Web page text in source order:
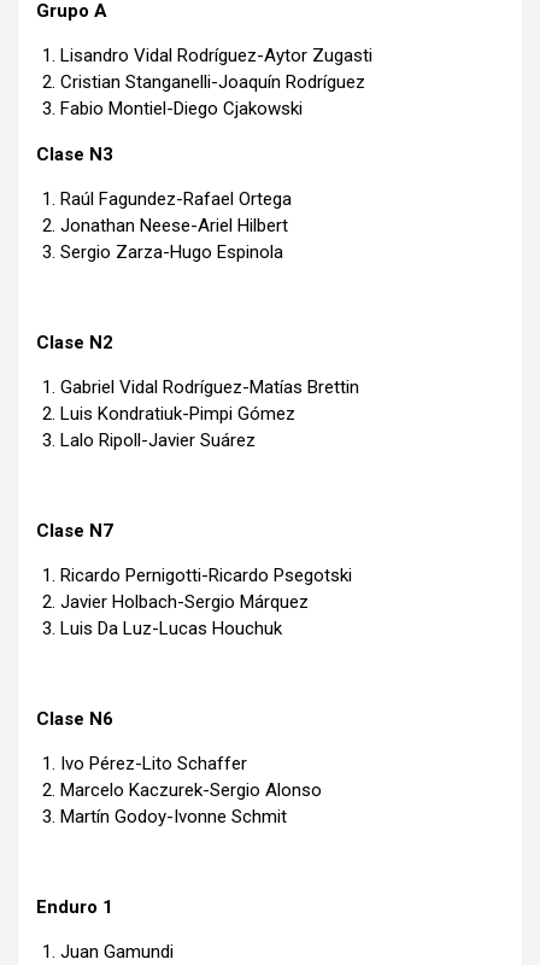
Grupo A
Lisandro Vidal Rodríguez-Aytor Zugasti
Cristian Stanganelli-Joaquín Rodríguez
Fabio Montiel-Diego Cjakowski
Clase N3
Raúl Fagundez-Rafael Ortega
Jonathan Neese-Ariel Hilbert
Sergio Zarza-Hugo Espinola
Clase N2
Gabriel Vidal Rodríguez-Matías Brettin
Luis Kondratiuk-Pimpi Gómez
Lalo Ripoll-Javier Suárez
Clase N7
Ricardo Pernigotti-Ricardo Psegotski
Javier Holbach-Sergio Márquez
Luis Da Luz-Lucas Houchuk
Clase N6
Ivo Pérez-Lito Schaffer
Marcelo Kaczurek-Sergio Alonso
Martín Godoy-Ivonne Schmit
Enduro 1
Juan Gamundi